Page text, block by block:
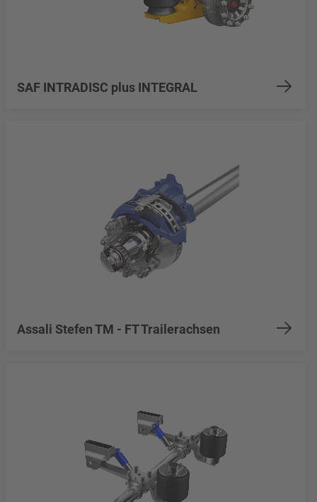
SAF INTRADISC plus INTEGRAL
Assali Stefen TM - FT Trailerachsen